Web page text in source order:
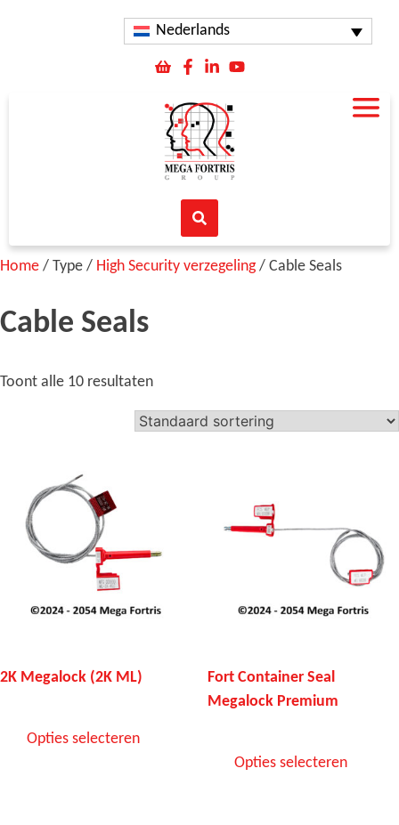
Nederlands
Home / Type / High Security verzegeling/ Cable Seals
Cable Seals
Toont alle 10 resultaten
2K Megalock (2K ML)
Opties selecteren
Fort Container Seal
Megalock Premium
Opties selecteren